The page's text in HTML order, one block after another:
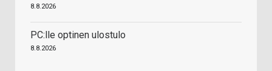
8.8.2026
PC:lle optinen ulostulo
8.8.2026